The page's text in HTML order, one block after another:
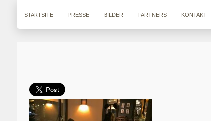
STARTSITE PRESSE BILDER PARTNERS KONTAKT